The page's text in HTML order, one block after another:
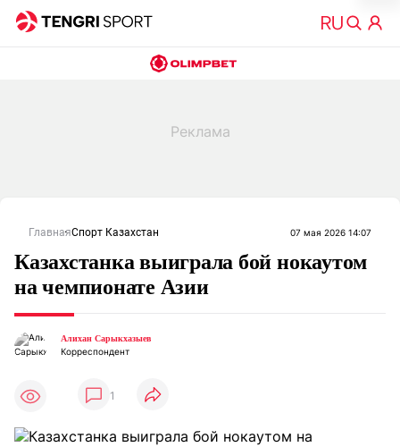
ГлавнаяСпорт Казахстан 07 мая 2026 14:07
Казахстанка выиграла бой нокаутом
на чемпионате Азии
Алихан Сарыкхазыев
Корреспондент
1